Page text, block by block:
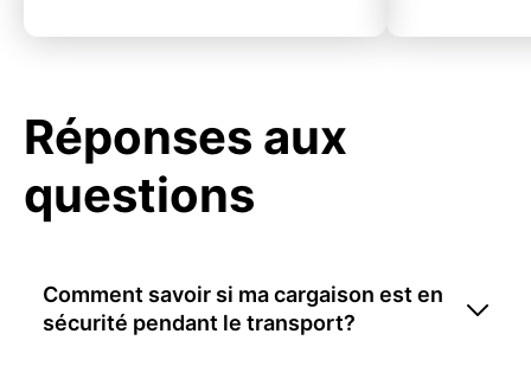
Réponses aux
questions
Comment savoir si ma cargaison est en
sécurité pendant le transport?